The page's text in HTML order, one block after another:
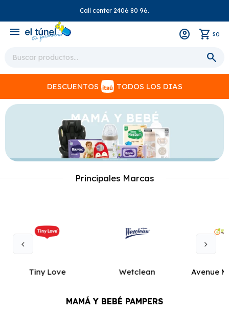
Call center 2406 80 96.
menu $0
DESCUENTOS TODOS LOS DIAS
Principales Marcas
Tiny Love Wetclean Avenue
MAMÁ Y BEBÉ PAMPERS
close